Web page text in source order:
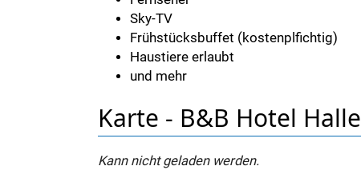
Sky-TV
Frühstücksbuffet (kostenplfichtig)
Haustiere erlaubt
und mehr
Karte - B&B Hotel Halle
Kann nicht geladen werden.